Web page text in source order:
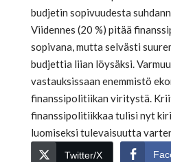
budjetin sopivuudesta
Viidennes (20 %) pitää
sopivana, mutta selvästi
budjettia liian löysäksi.
vastauksissaan enemmistö
finanssipolitiikan viritystä.
finanssipolitiikkaa tulisi nyt
luomiseksi tulevaisuutta
Twitter/X